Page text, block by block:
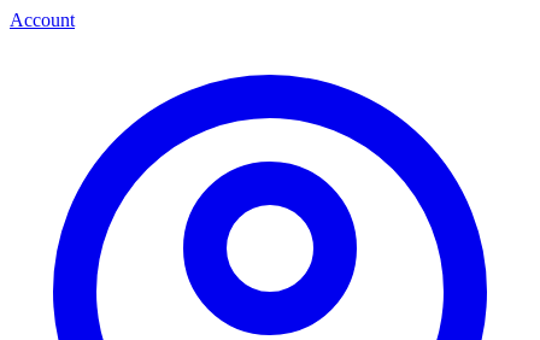
Account